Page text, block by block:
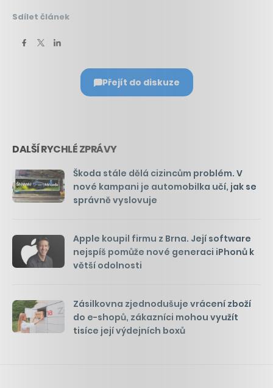
Sdílet článek
Přejít do diskuze
DALŠÍ RYCHLÉ ZPRÁVY
Škoda stále dělá cizincům problém. V
nové kampani je automobilka učí, jak se
správně vyslovuje
Apple koupil firmu z Brna. Její software
nejspíš pomůže nové generaci iPhonů k
větší odolnosti
Zásilkovna zjednodušuje vrácení zboží
do e-shopů, zákazníci mohou využít
tisíce její výdejních boxů